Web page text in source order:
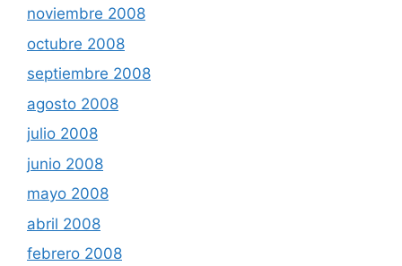
noviembre 2008
octubre 2008
septiembre 2008
agosto 2008
julio 2008
junio 2008
mayo 2008
abril 2008
febrero 2008